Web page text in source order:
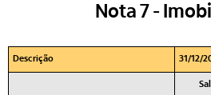
Nota 7 -
Descrição 31/12/